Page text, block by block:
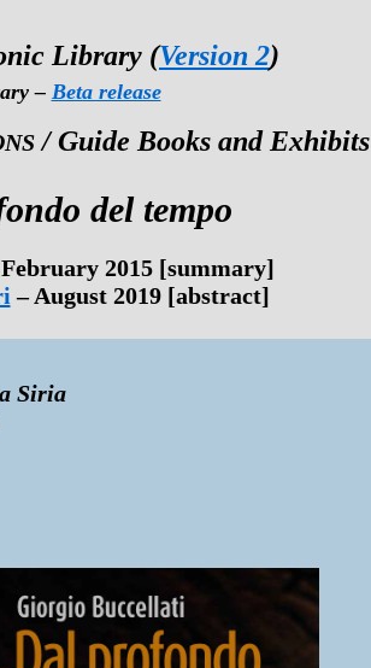
Library (Version 2)
– Beta release
/ Guide Books and Exhibits
del tempo
2015 [summary]
– August 2019 [abstract]
Siria